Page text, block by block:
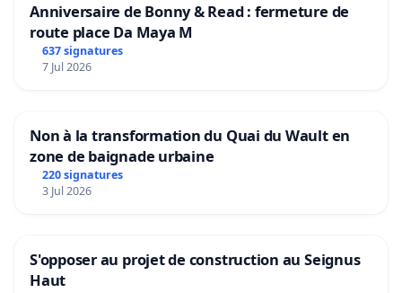
Anniversaire de Bonny & Read : fermeture de
route place Da Maya M
637 signatures
7 Jul 2026
Non à la transformation du Quai du Wault en
zone de baignade urbaine
220 signatures
3 Jul 2026
S'opposer au projet de construction au Seignus
Haut